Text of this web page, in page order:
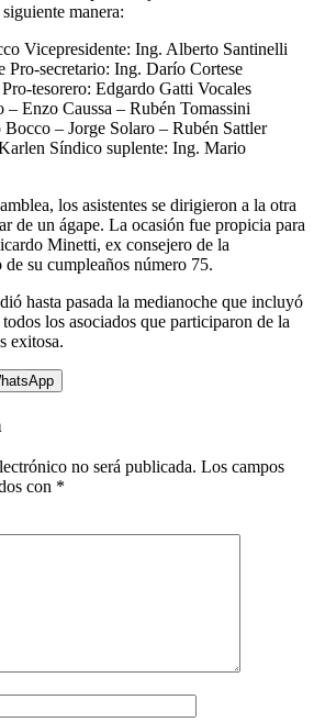
manera:
Vicepresidente: Ing. Alberto Santinelli
Pro-secretario: Ing. Darío Cortese
tesorero: Edgardo Gatti Vocales
Enzo Caussa – Rubén Tomassini
Bocco – Jorge Solaro – Rubén Sattler
Síndico suplente: Ing. Mario
los asistentes se dirigieron a la otra
de un ágape. La ocasión fue propicia para
Minetti, ex consejero de la
su cumpleaños número 75.
hasta pasada la medianoche que incluyó
los asociados que participaron de la
exitosa.
no será publicada. Los campos
con *